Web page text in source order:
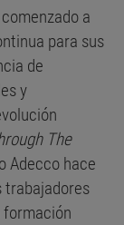
a
para sus
de
y
The
Adecco hace
trabajadores
formación